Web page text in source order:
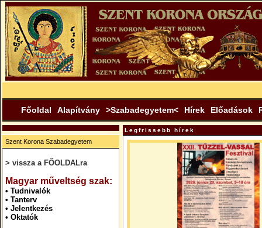
Főoldal Alapítvány >Szabadegyetem< Hírek Előadások
Szent Korona Szabadegyetem
> vissza a FŐOLDALra
Magyar műveltség szak:
• Tudnivalók
• Tanterv
• Jelentkezés
• Oktatók
Legfrissebb hírek